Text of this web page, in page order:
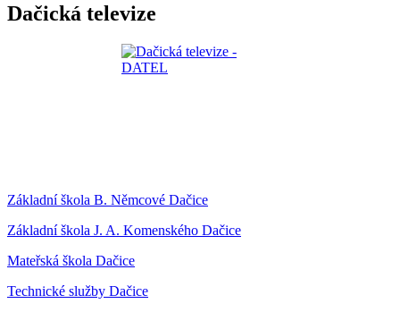
Dačická televize
Základní škola B. Němcové Dačice
Základní škola J. A. Komenského Dačice
Mateřská škola Dačice
Technické služby Dačice